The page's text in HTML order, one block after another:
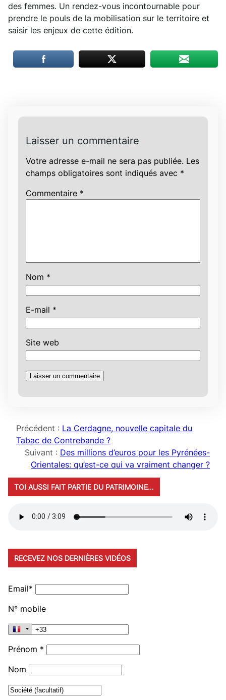
des femmes. Un rendez-vous incontournable pour
prendre le pouls de la mobilisation sur le territoire et
saisir les enjeux de cette édition.
Laisser un commentaire
Votre adresse e-mail ne sera pas publiée. Les
champs obligatoires sont indiqués avec *
Commentaire *
Nom *
E-mail *
Site web
Précédent : La Cerdagne, nouvelle capitale du
Tabac de Contrebande ?
Suivant : Des millions d’euros pour les Pyrénées-
Orientales: qu’est-ce qui va vraiment changer ?
TOI AUSSI FAIT PARTIE DU PATRIMOINE…
RECEVEZ NOS DERNIÈRES VIDÉOS
Email*
N° mobile
Prénom *
Nom